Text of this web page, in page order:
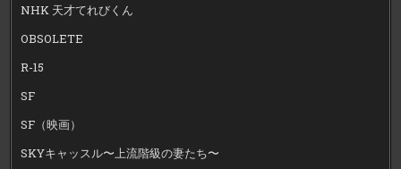
NHK 天才てれびくん
OBSOLETE
R-15
SF
SF（映画）
SKYキャッスル〜上流階級の妻たち〜